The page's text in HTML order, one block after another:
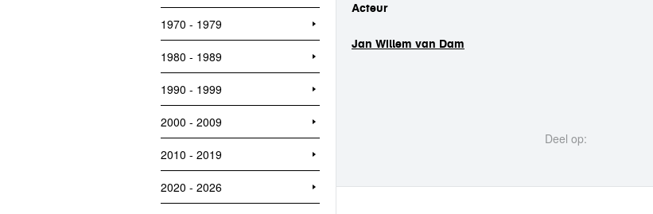
1970 - 1979
1980 - 1989
1990 - 1999
2000 - 2009
2010 - 2019
2020 - 2026
cast
Acteur
Jan Willem van Dam
Deel op: